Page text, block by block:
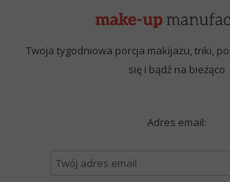
Twoja tygodniowa porcja makijażu, triki,
się i bądź na bieżąco
Adres email: